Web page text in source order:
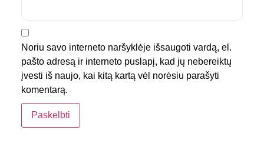
Noriu savo interneto naršyklėje išsaugoti vardą, el.
pašto adresą ir interneto puslapį, kad jų nebereiktų
įvesti iš naujo, kai kitą kartą vėl norėsiu parašyti
komentarą.